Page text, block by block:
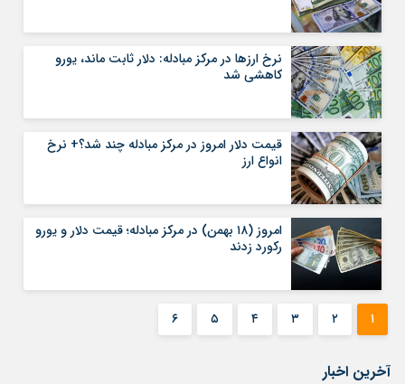
نرخ ارزها در مرکز مبادله: دلار ثابت ماند، یورو
کاهشی شد
قیمت دلار امروز در مرکز مبادله چند شد؟+ نرخ
انواع ارز
امروز (۱۸ بهمن) در مرکز مبادله؛ قیمت دلار و یورو
رکورد زدند
۱ ۲ ۳ ۴ ۵ ۶
آخرین اخبار